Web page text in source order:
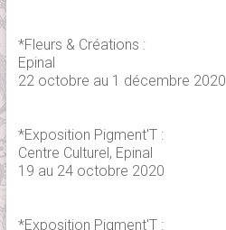
*Fleurs & Créations :
Epinal
22 octobre au 1 décembre 2020
*Exposition Pigment'T :
Centre Culturel, Epinal
19 au 24 octobre 2020
*Exposition Pigment'T :